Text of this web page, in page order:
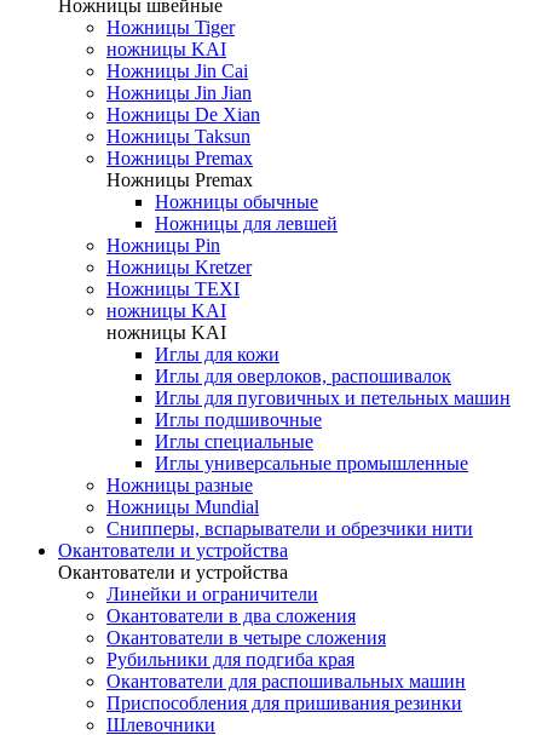
Ножницы швейные
Ножницы Tiger
ножницы KAI
Ножницы Jin Cai
Ножницы Jin Jian
Ножницы De Xian
Ножницы Taksun
Ножницы Premax
Ножницы Premax
Ножницы обычные
Ножницы для левшей
Ножницы Pin
Ножницы Kretzer
Ножницы TEXI
ножницы KAI
ножницы KAI
Иглы для кожи
Иглы для оверлоков, распошивалок
Иглы для пуговичных и петельных машин
Иглы подшивочные
Иглы специальные
Иглы универсальные промышленные
Ножницы разные
Ножницы Mundial
Снипперы, вспарыватели и обрезчики нити
Окантователи и устройства
Окантователи и устройства
Линейки и ограничители
Окантователи в два сложения
Окантователи в четыре сложения
Рубильники для подгиба края
Окантователи для распошивальных машин
Приспособления для пришивания резинки
Шлевочники